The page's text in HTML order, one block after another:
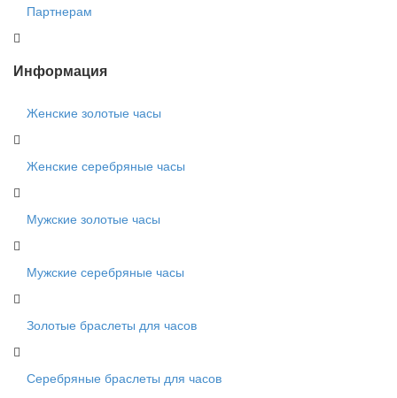
Партнерам
Информация
Женские золотые часы
Женские серебряные часы
Мужские золотые часы
Мужские серебряные часы
Золотые браслеты для часов
Серебряные браслеты для часов